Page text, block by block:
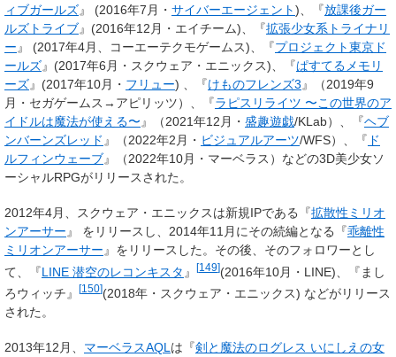
ィブガールズ』 (2016年7月・ サイバーエージェント)、『放課後ガー
ルズトライブ』(2016年12月・エイチーム)、『拡張少女系トライナリ
ー 』 (2017年4月、コーエーテクモゲームス)、『プロジェクト東京ド
ールズ』(2017年6月・スクウェア・エニックス)、『ぱすてるメモリ
ーズ』(2017年10月・ フリュー) 、『けものフレンズ3 』（2019年9
月・セガゲームス→アピリッツ）、『ラピスリライツ 〜この世界のア
イドルは魔法が使える〜 』（2021年12月・ 盛趣遊戯/KLab）、『ヘブ
ンバーンズレッド 』（2022年2月・ ビジュアルアーツ/WFS）、『 ド
ルフィンウェーブ』（2022年10月・マーベラス）などの3D美少女ソ
ーシャルRPGがリリースされた。
2012年4月、スクウェア・エニックスは新規IPである『拡散性ミリオ
ンアーサー 』 をリリースし、2014年11月にその続編となる『乖離性
ミリオンアーサー 』をリリースした。その後、そのフォロワーとし
て、『LINE 潜空のレコンキスタ 』 [149](2016年10月・LINE)、『まし
ろウィッチ』
[150](2018年・スクウェア・エニックス) などがリリース
された。
2013年12月、 マーベラスAQL は『剣と魔法のログレス いにしえの女